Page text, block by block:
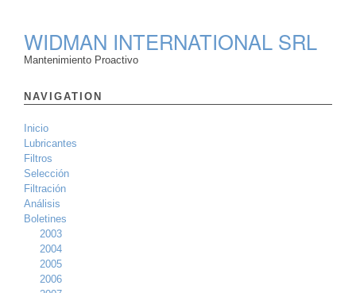
WIDMAN INTERNATIONAL SRL
Mantenimiento Proactivo
NAVIGATION
Inicio
Lubricantes
Filtros
Selección
Filtración
Análisis
Boletines
2003
2004
2005
2006